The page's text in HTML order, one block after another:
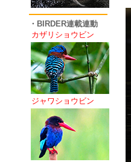
・BIRDER連載連動
カザリショウビン
ジャワショウビン